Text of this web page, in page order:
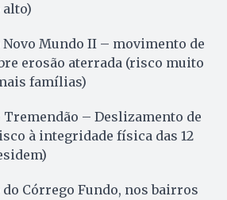
Novo Mundo II – movimento de
erosão aterrada (risco muito
famílias)
Tremendão – Deslizamento de
à integridade física das 12
do Córrego Fundo, nos bairros